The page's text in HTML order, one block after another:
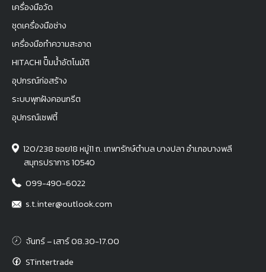
เครื่องมือวัด
ชุดเครื่องมือช่าง
เครื่องมือทำความสะอาด
HITACHI ปั๊มน้ำอัตโนมัติ
อุปกรณ์ก่อสร้าง
ระบบพุกฝังคอนกรีต
อุปกรณ์เซฟตี้
120/238 ซอย18 หมู่11 ถ. เทพารักษ์ตำบล บางปลา อำเภอบางพลี
สมุทรปราการ 10540
099-490-6022
s.t.inter@outlook.com
จันทร์ – เสาร์ 08.30-17.00
STintertrade